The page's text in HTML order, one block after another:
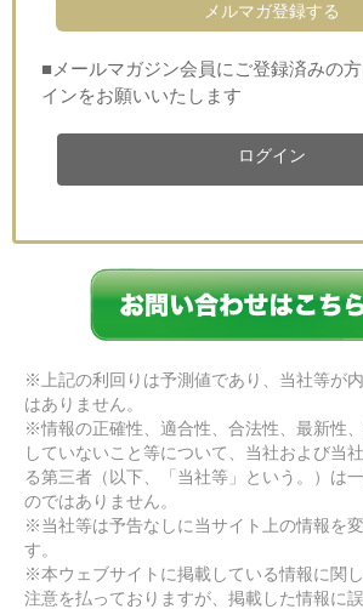
メルマガ登録する
■メールマガジン会員にご登録済みの
インをお願いいたします
ログイン
※上記の利回りは予測値であり、当社等が
はありません。
※情報の正確性、適合性、合法性、最新性
していないこと等について、当社および当
る第三者（以下、「当社等」という。）は
のではありません。
※当社等は予告なしに当サイト上の情報を
す。
※本ウェブサイトに掲載している情報に関
注意を払っておりますが、掲載した情報に